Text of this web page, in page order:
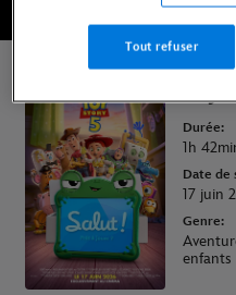
Durée:
1h
Date de
17 juin
Genre:
enfants
Tout refuser